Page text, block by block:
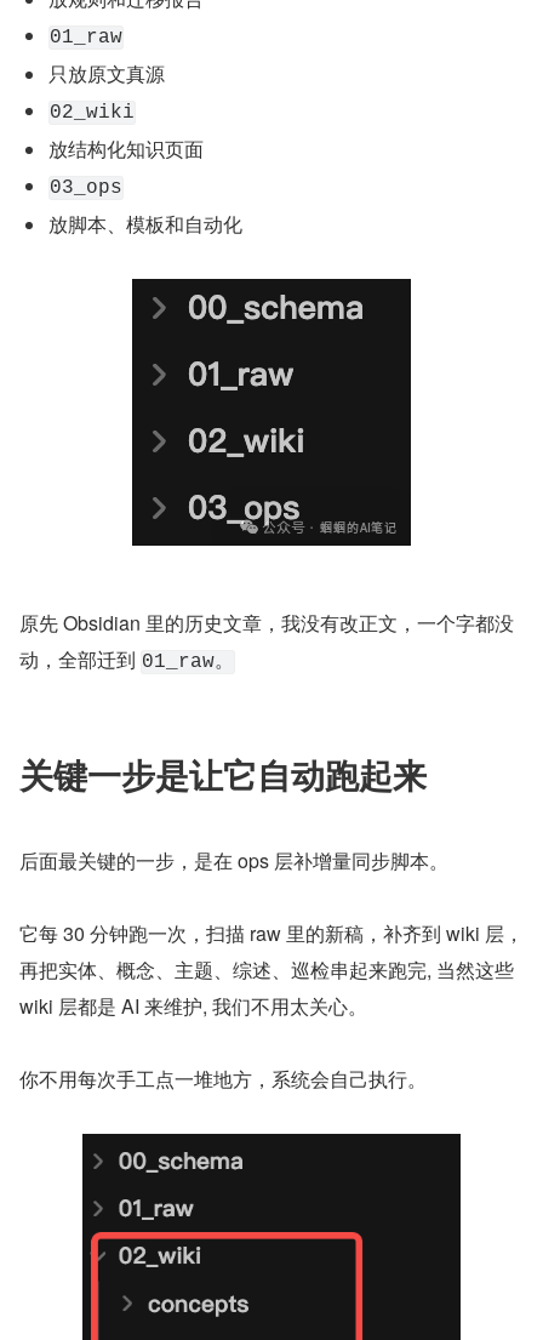
01_raw
只放原文真源
02_wiki
放结构化知识页面
03_ops
放脚本、模板和自动化
原先 Obsidian 里的历史文章，我没有改正文，一个字都没
动，全部迁到 01_raw。
关键一步是让它自动跑起来
后面最关键的一步，是在 ops 层补增量同步脚本。
它每 30 分钟跑一次，扫描 raw 里的新稿，补齐到 wiki 层，
再把实体、概念、主题、综述、巡检串起来跑完, 当然这些
wiki 层都是 AI 来维护, 我们不用太关心。
你不用每次手工点一堆地方，系统会自己执行。